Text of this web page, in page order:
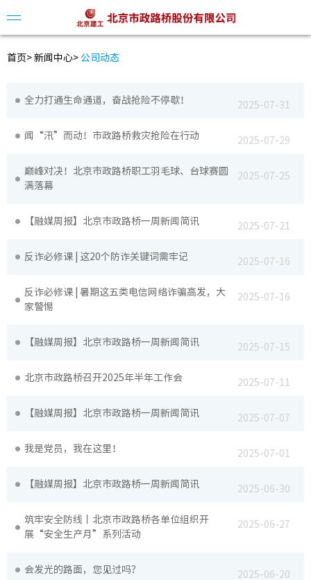
领导介
组织架
视频中
节能环
公路工
首页 > 新闻中心> 公司动态
全力打通生命通道，奋战抢险不停歇！ 2025-07-31
闻“汛”而动！市政路桥救灾抢险在行动 2025-07-29
巅峰对决！北京市政路桥职工羽毛球、台球赛圆
满落幕
2025-07-25
【融媒周报】北京市政路桥一周新闻简讯 2025-07-21
反诈必修课 | 这20个防诈关键词需牢记 2025-07-16
反诈必修课 | 暑期这五类电信网络诈骗高发，大
家警惕
2025-07-16
【融媒周报】北京市政路桥一周新闻简讯 2025-07-15
北京市政路桥召开2025年半年工作会 2025-07-11
【融媒周报】北京市政路桥一周新闻简讯 2025-07-07
我是党员，我在这里！ 2025-07-01
【融媒周报】北京市政路桥一周新闻简讯 2025-06-30
筑牢安全防线丨北京市政路桥各单位组织开
展“安全生产月”系列活动
2025-06-27
会发光的路面，您见过吗？ 2025-06-20